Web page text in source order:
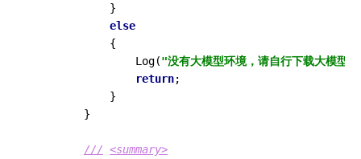
            }
else
            {
                Log(
"没有大模型环境，请自行下载大模型"
return;
            }
        }
/// <summary>